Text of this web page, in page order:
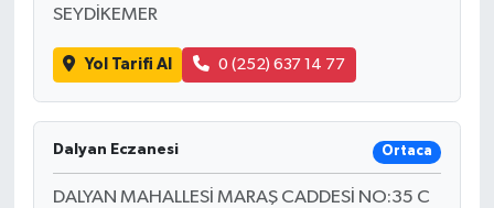
SEYDİKEMER
Yol Tarifi Al 0 (252) 637 14 77
Dalyan Eczanesi Ortaca
DALYAN MAHALLESİ MARAŞ CADDESİ NO:35 C